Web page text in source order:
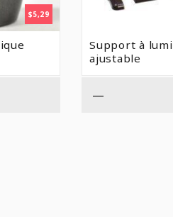
$5,29
Support à
ajustable
—